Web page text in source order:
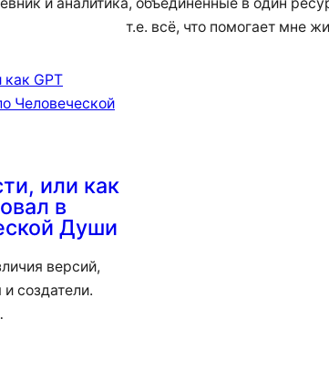
т.е. всё, что помогает мне
или как
в
Души
версий,
создатели.